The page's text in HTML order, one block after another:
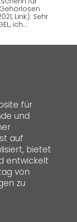
Link): Sehr
ich…
für
und
auf
bietet
entwickelt
von
zu